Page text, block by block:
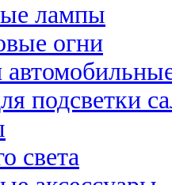
лампы
огни
подсветки
света